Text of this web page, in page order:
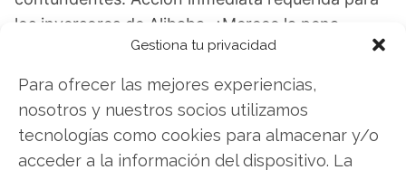
Gestiona tu privacidad
Para ofrecer las mejores experiencias,
nosotros y nuestros socios utilizamos
tecnologías como cookies para almacenar y/o
acceder a la información del dispositivo. La
los inversores de Alibaba. ¿Merece la pena
invertir o es momento de vender? En el Análisis
gratuito actual del 1 de agosto descubrirá
exactamente qué hacer.
Alibaba: ¿Comprar o vender?¡Lee más aquí!